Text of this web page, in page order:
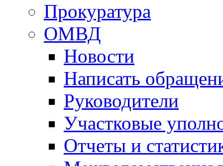
Прокуратура
ОМВД
Новости
Написать
Руководители
Участковые
Отчеты и